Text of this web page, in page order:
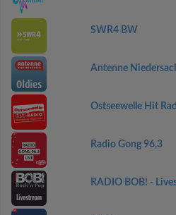
SWR4 BW
Antenne
Ostseewelle Hit
Radio Gong 96,3
RADIO BOB! -